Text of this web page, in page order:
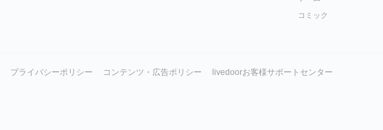
コミック
プライバシーポリシー コンテンツ・広告ポリシー livedoorお客様サポートセンター